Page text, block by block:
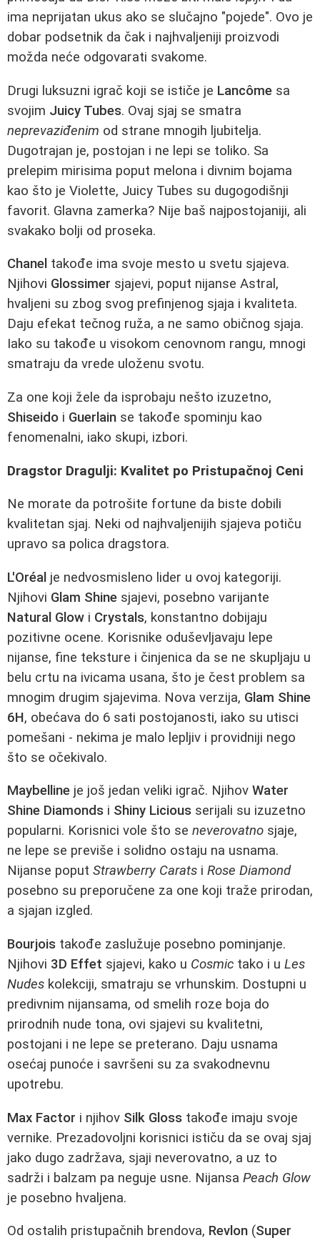
ima neprijatan ukus ako se slučajno "pojede". Ovo je
dobar podsetnik da čak i najhvaljeniji proizvodi
možda neće odgovarati svakome.
Drugi luksuzni igrač koji se ističe je Lancôme sa
svojim Juicy Tubes. Ovaj sjaj se smatra
neprevaziđenim od strane mnogih ljubitelja.
Dugotrajan je, postojan i ne lepi se toliko. Sa
prelepim mirisima poput melona i divnim bojama
kao što je Violette, Juicy Tubes su dugogodišnji
favorit. Glavna zamerka? Nije baš najpostojaniji, ali
svakako bolji od proseka.
Chanel takođe ima svoje mesto u svetu sjajeva.
Njihovi Glossimer sjajevi, poput nijanse Astral,
hvaljeni su zbog svog prefinjenog sjaja i kvaliteta.
Daju efekat tečnog ruža, a ne samo običnog sjaja.
Iako su takođe u visokom cenovnom rangu, mnogi
smatraju da vrede uloženu svotu.
Za one koji žele da isprobaju nešto izuzetno,
Shiseido i Guerlain se takođe spominju kao
fenomenalni, iako skupi, izbori.
Dragstor Dragulji: Kvalitet po Pristupačnoj Ceni
Ne morate da potrošite fortune da biste dobili
kvalitetan sjaj. Neki od najhvaljenijih sjajeva potiču
upravo sa polica dragstora.
L'Oréal je nedvosmisleno lider u ovoj kategoriji.
Njihovi Glam Shine sjajevi, posebno varijante
Natural Glow i Crystals, konstantno dobijaju
pozitivne ocene. Korisnike oduševljavaju lepe
nijanse, fine teksture i činjenica da se ne skupljaju u
belu crtu na ivicama usana, što je čest problem sa
mnogim drugim sjajevima. Nova verzija, Glam Shine
6H, obećava do 6 sati postojanosti, iako su utisci
pomešani - nekima je malo lepljiv i providniji nego
što se očekivalo.
Maybelline je još jedan veliki igrač. Njihov Water
Shine Diamonds i Shiny Licious serijali su izuzetno
popularni. Korisnici vole što se neverovatno sjaje,
ne lepe se previše i solidno ostaju na usnama.
Nijanse poput Strawberry Carats i Rose Diamond
posebno su preporučene za one koji traže prirodan,
a sjajan izgled.
Bourjois takođe zaslužuje posebno pominjanje.
Njihovi 3D Effet sjajevi, kako u Cosmic tako i u Les
Nudes kolekciji, smatraju se vrhunskim. Dostupni u
predivnim nijansama, od smelih roze boja do
prirodnih nude tona, ovi sjajevi su kvalitetni,
postojani i ne lepe se preterano. Daju usnama
osećaj punoće i savršeni su za svakodnevnu
upotrebu.
Max Factor i njihov Silk Gloss takođe imaju svoje
vernike. Prezadovoljni korisnici ističu da se ovaj sjaj
jako dugo zadržava, sjaji neverovatno, a uz to
sadrži i balzam pa neguje usne. Nijansa Peach Glow
je posebno hvaljena.
Od ostalih pristupačnih brendova, Revlon (Super